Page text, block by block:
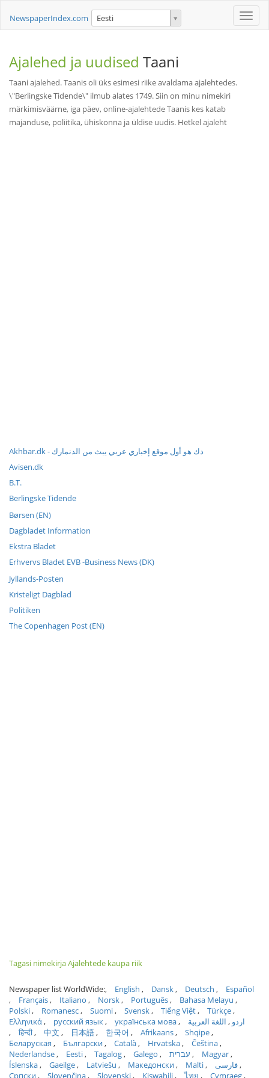
Toggle
NewspaperIndex.com Eesti
Ajalehed ja uudised Taani
Taani ajalehed. Taanis oli üks esimesi riike avaldama ajalehtedes.
\"Berlingske Tidende\" ilmub alates 1749. Siin on minu nimekiri
märkimisväärne, iga päev, online-ajalehtede Taanis kes katab
majanduse, poliitika, ühiskonna ja üldise uudis. Hetkel ajaleht
Akhbar.dk - دك هو أول موقع إخباري عربي يبث من الدنمارك
Avisen.dk
B.T.
Berlingske Tidende
Børsen (EN)
Dagbladet Information
Ekstra Bladet
Erhvervs Bladet EVB -Business News (DK)
Jyllands-Posten
Kristeligt Dagblad
Politiken
The Copenhagen Post (EN)
Tagasi nimekirja Ajalehtede kaupa riik
Newspaper list WorldWide: English Dansk Deutsch
Español
Français
Italiano Norsk Português
Bahasa Melayu
Polski
Romanesc Suomi Svensk Tiếng Việt
Türkçe
Ελληνικά
русский язык українська мова اردو
اللغة العربية
हिन्दी
中文 日本語 한국어 Afrikaans
Shqipe
Беларуская
Български Català Hrvatska
Čeština
Nederlandse
Eesti Tagalog Galego עברית
Magyar
Íslenska
Gaeilge Latviešu Македонски Malti
فارسی
Српски
Slovenčina Slovenski Kiswahili ไทย Cymraeg